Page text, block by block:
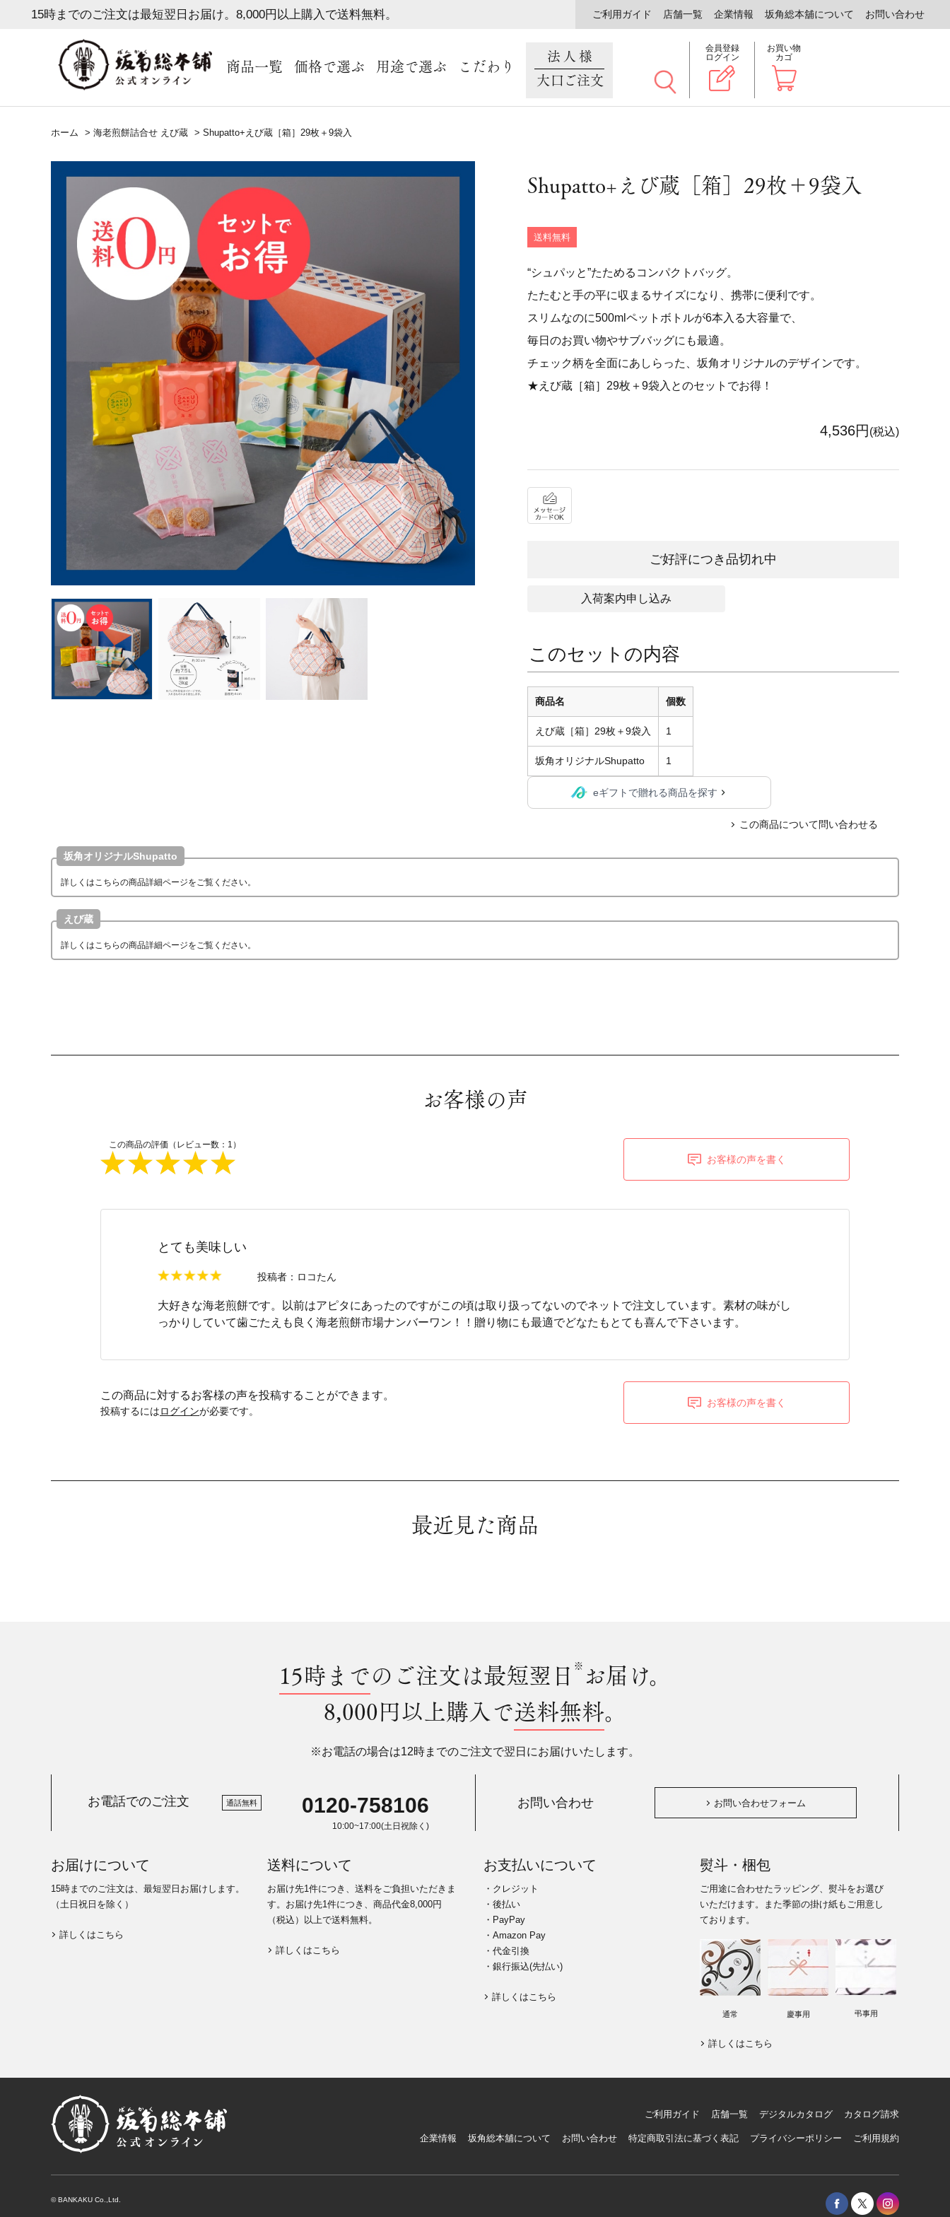
15時までのご注文は最短翌日お届け。8,000円以上購入で送料無料。 ご利用ガイド 店舗一覧 企業情報 坂角総本舖について お問い合わせ
商品一覧 価格で選ぶ 用途で選ぶ こだわり
法人様
大口ご注文
会員登録
ログイン
お買い物
カゴ
ホーム > 海老煎餅詰合せ えび蔵 > Shupatto+えび蔵［箱］29枚＋9袋入
Shupatto+えび蔵［箱］29枚＋9袋入
送料無料
“シュパッと”たためるコンパクトバッグ。
たたむと手の平に収まるサイズになり、携帯に便利です。
スリムなのに500mlペットボトルが6本入る大容量で、
毎日のお買い物やサブバッグにも最適。
チェック柄を全面にあしらった、坂角オリジナルのデザインです。
★えび蔵［箱］29枚＋9袋入とのセットでお得！
4,536円 (税込)
ご好評につき品切れ中
入荷案内申し込み
このセットの内容
商品名 個数
えび蔵［箱］29枚＋9袋入 1
坂角オリジナルShupatto 1
eギフトで贈れる商品を探す
この商品について問い合わせる
坂角オリジナルShupatto
詳しくはこちらの商品詳細ページをご覧ください。
えび蔵
詳しくはこちらの商品詳細ページをご覧ください。
お客様の声
この商品の評価（レビュー数：1）
お客様の声を書く
とても美味しい
投稿者： ロコたん
大好きな海老煎餅です。以前はアピタにあったのですがこの頃は取り扱ってないのでネットで注文しています。素材の味がし
っかりしていて歯ごたえも良く海老煎餅市場ナンバーワン！！贈り物にも最適でどなたもとても喜んで下さいます。
この商品に対するお客様の声を投稿することができます。
投稿するにはログインが必要です。
お客様の声を書く
最近見た商品
15時までのご注文は最短翌日 ※ お届け。
8,000円以上購入で送料無料。
※お電話の場合は12時までのご注文で翌日にお届けいたします。
お電話でのご注文 通話無料 0120-758106
10:00~17:00(土日祝除く)
お問い合わせ お問い合わせフォーム
お届けについて
15時までのご注文は、最短翌日お届けします。
（土日祝日を除く）
詳しくはこちら
送料について
お届け先1件につき、送料をご負担いただきま
す。お届け先1件につき、商品代金8,000円
（税込）以上で送料無料。
詳しくはこちら
お支払いについて
・クレジット
・後払い
・PayPay
・Amazon Pay
・代金引換
・銀行振込(先払い)
詳しくはこちら
熨斗・梱包
ご用途に合わせたラッピング、熨斗をお選び
いただけます。また季節の掛け紙もご用意し
ております。
通常 慶事用 弔事用
詳しくはこちら
ご利用ガイド 店舗一覧 デジタルカタログ カタログ請求
企業情報 坂角総本舖について お問い合わせ 特定商取引法に基づく表記 プライバシーポリシー ご利用規約
© BANKAKU Co.,Ltd.